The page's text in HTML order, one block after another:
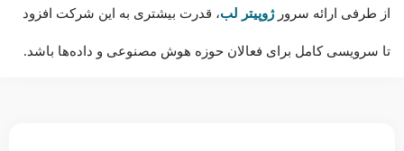
از طرفی ارائه سرورژوپیتر لب، قدرت بیشتری به این شرکت افزود
تا سرویسی کامل برای فعالان حوزه هوش مصنوعی و داده‌ها باشد.